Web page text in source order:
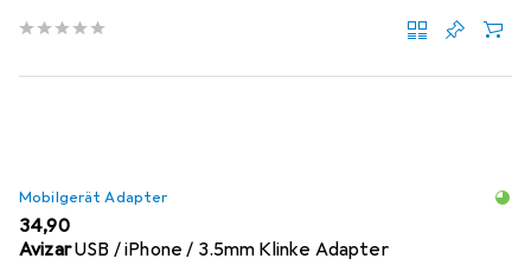
Mobilgerät Adapter
EUR
34,90
AvizarUSB / iPhone / 3.5mm Klinke Adapter